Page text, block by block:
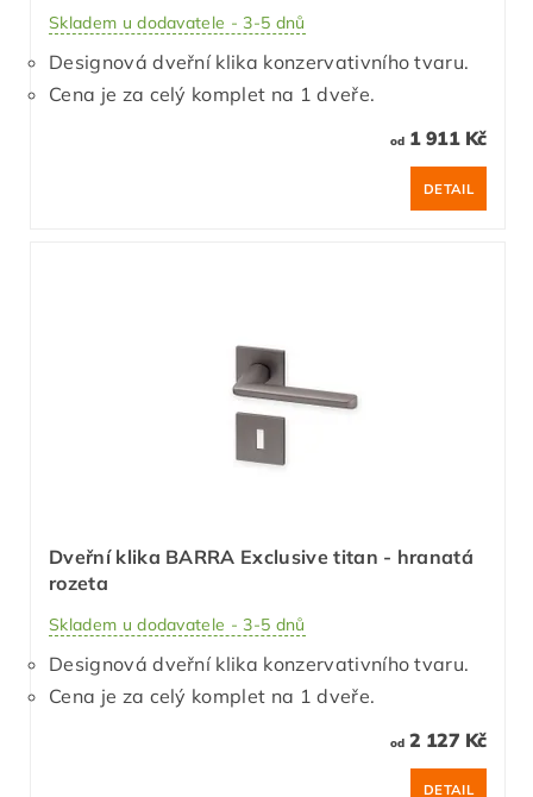
Skladem u dodavatele - 3-5 dnů
Designová dveřní klika konzervativního tvaru.
Cena je za celý komplet na 1 dveře.
od1 911 Kč
DETAIL
Dveřní klika BARRA Exclusive titan - hranatá
rozeta
Skladem u dodavatele - 3-5 dnů
Designová dveřní klika konzervativního tvaru.
Cena je za celý komplet na 1 dveře.
od2 127 Kč
DETAIL